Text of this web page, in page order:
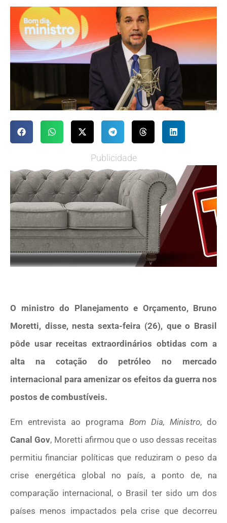
Publicidade
O ministro do Planejamento e Orçamento, Bruno
Moretti, disse, nesta sexta-feira (26), que o Brasil
pôde usar receitas extraordinários obtidas com a
alta na cotação do petróleo no mercado
internacional para amenizar os efeitos da guerra nos
postos de combustíveis.
Em entrevista ao programa Bom Dia, Ministro, do
Canal Gov, Moretti afirmou que o uso dessas receitas
permitiu financiar políticas que reduziram o peso da
crise energética global no país, a ponto de, na
comparação internacional, o Brasil ter sido um dos
países menos impactados pela crise que decorreu